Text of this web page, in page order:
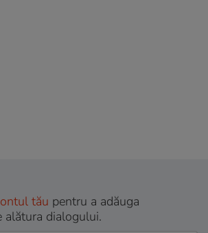
tău pentru a adăuga
alătura dialogului.